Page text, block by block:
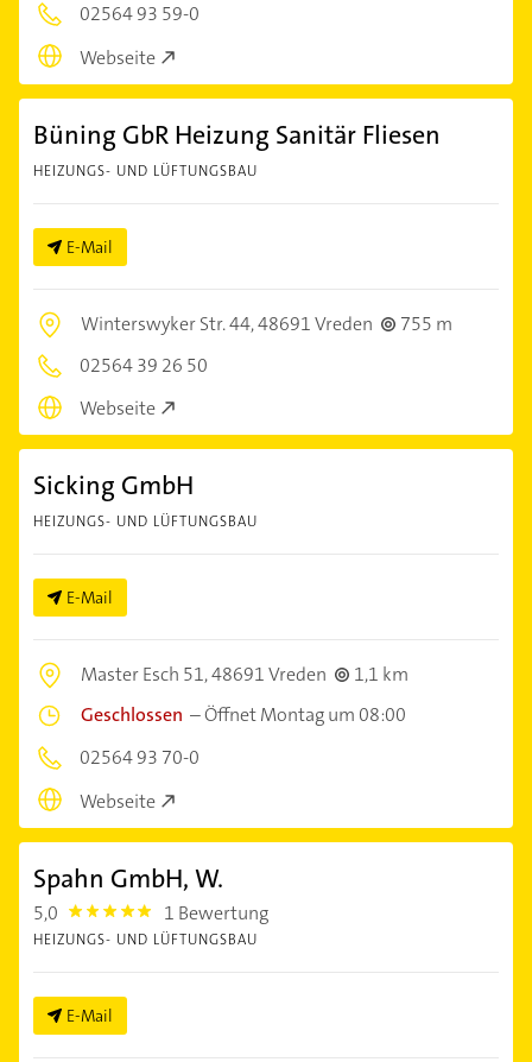
02564 93 59-0
Webseite
Büning GbR Heizung Sanitär Fliesen
HEIZUNGS- UND LÜFTUNGSBAU
E-Mail
Winterswyker Str. 44,48691 Vreden
755 m
02564 39 26 50
Webseite
Sicking GmbH
HEIZUNGS- UND LÜFTUNGSBAU
E-Mail
Master Esch 51,48691 Vreden
1,1 km
Geschlossen –Öffnet Montag um 08:00
02564 93 70-0
Webseite
Spahn GmbH, W.
5,0 5.0 1 Bewertung
HEIZUNGS- UND LÜFTUNGSBAU
E-Mail